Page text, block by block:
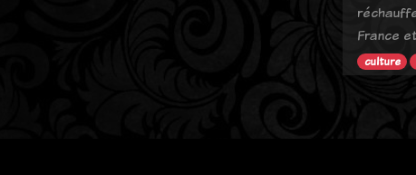
France
culture